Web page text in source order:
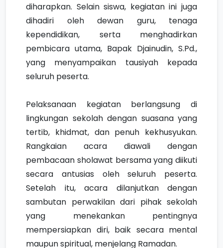
diharapkan. Selain siswa, kegiatan ini juga
dihadiri oleh dewan guru, tenaga
kependidikan, serta menghadirkan
pembicara utama, Bapak Djainudin, S.Pd.,
yang menyampaikan tausiyah kepada
seluruh peserta.
Pelaksanaan kegiatan berlangsung di
lingkungan sekolah dengan suasana yang
tertib, khidmat, dan penuh kekhusyukan.
Rangkaian acara diawali dengan
pembacaan sholawat bersama yang diikuti
secara antusias oleh seluruh peserta.
Setelah itu, acara dilanjutkan dengan
sambutan perwakilan dari pihak sekolah
yang menekankan pentingnya
mempersiapkan diri, baik secara mental
maupun spiritual, menjelang Ramadan.